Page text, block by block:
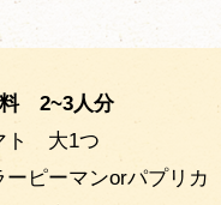
2~3人分
ト 大1つ
ーピーマンorパプリ